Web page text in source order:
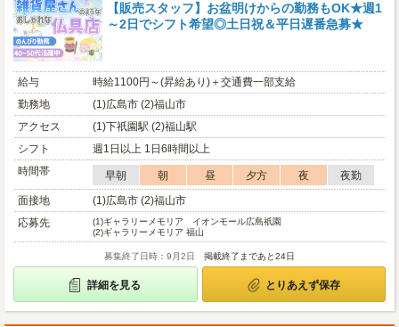
【販売スタッフ】お盆明けからの勤務もOK★週1
～2日でシフト希望◎土日祝＆平日遅番急募★
給与
時給1100円～(昇給あり)＋交通費一部支給
勤務地
(1)広島市 (2)福山市
アクセス
(1)下祇園駅 (2)福山駅
シフト
週1日以上 1日6時間以上
時間帯
早朝 朝 昼 夕方 夜
夜勤
面接地
(1)広島市 (2)福山市
応募先
(1)ギャラリーメモリア イオンモール広島祇園
(2)ギャラリーメモリア 福山
募集終了日時：9月2日 掲載終了まであと24日
詳細を見る とりあえず保存